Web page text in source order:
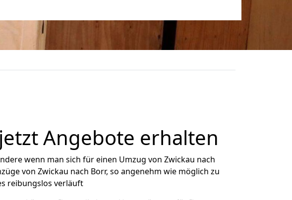
Angebote erhalten
wenn man sich für einen Umzug von Zwickau nach
von Zwickau nach Borr, so angenehm wie möglich zu
reibungslos verläuft